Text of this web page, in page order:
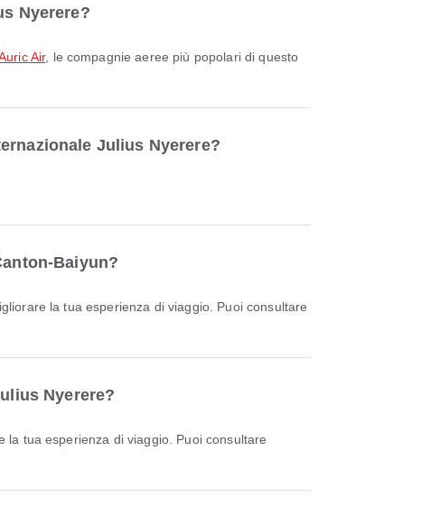
Nyerere?
Air, le compagnie aeree più popolari di questo
Julius Nyerere?
Baiyun?
Nyerere?